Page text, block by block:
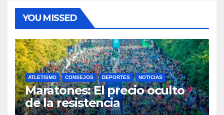
YOU MISSED
ATLETISMO CONSEJOS DEPORTES NOTICIAS
Maratones: El precio oculto
de la resistencia